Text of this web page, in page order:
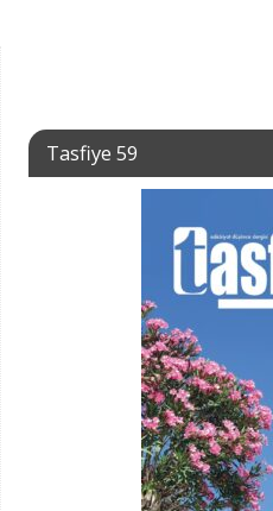
Tasfiye 59